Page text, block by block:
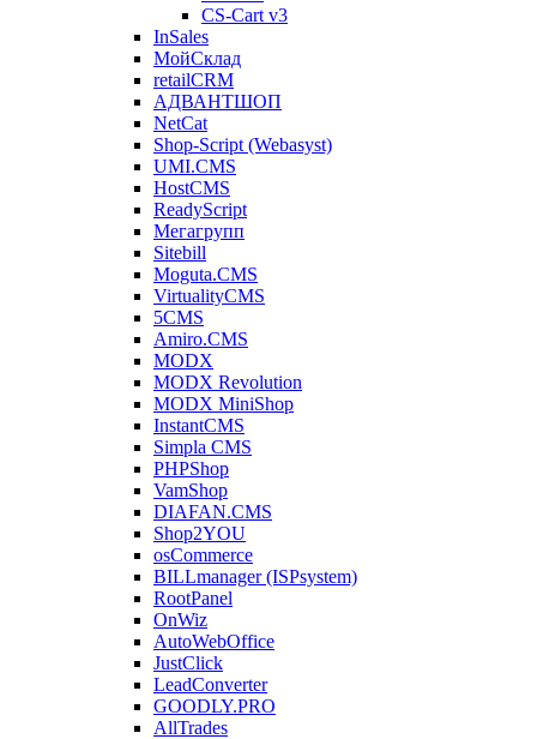
CS-Cart v3
InSales
МойСклад
retailCRM
АДВАНТШОП
NetCat
Shop-Script (Webasyst)
UMI.CMS
HostCMS
ReadyScript
Мегагрупп
Sitebill
Moguta.CMS
VirtualityCMS
5CMS
Amiro.CMS
MODX
MODX Revolution
MODX MiniShop
InstantCMS
Simpla CMS
PHPShop
VamShop
DIAFAN.CMS
Shop2YOU
osCommerce
BILLmanager (ISPsystem)
RootPanel
OnWiz
AutoWebOffice
JustClick
LeadConverter
GOODLY.PRO
AllTrades